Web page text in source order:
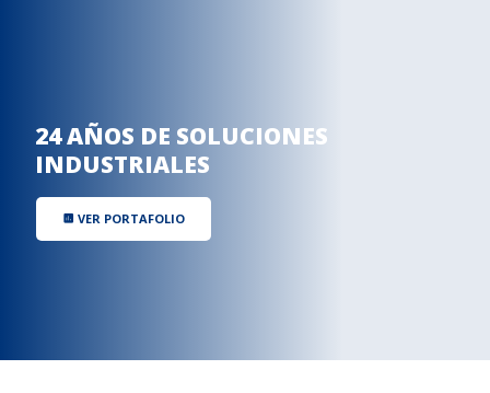
24 AÑOS DE SOLUCIONES
INDUSTRIALES
insert_chart VER PORTAFOLIO